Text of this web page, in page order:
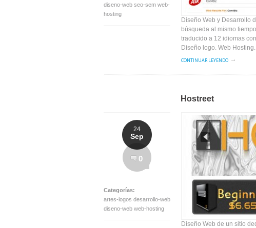
diseno-web seo-sem web-
hosting
Diseño Web y Desarrollo
búsqueda al mismo
traducido a 12 idiomas
Diseño logo. Web
CONTINUAR LEYENDO
Hostreet
24
Sep
0
Categorías:
artes-logos desarrollo-web
diseno-web web-hosting
Diseño Web de un sitio